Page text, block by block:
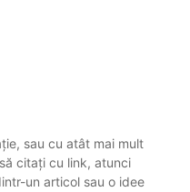
sau cu atât mai mult
citați cu link, atunci
un articol sau o idee